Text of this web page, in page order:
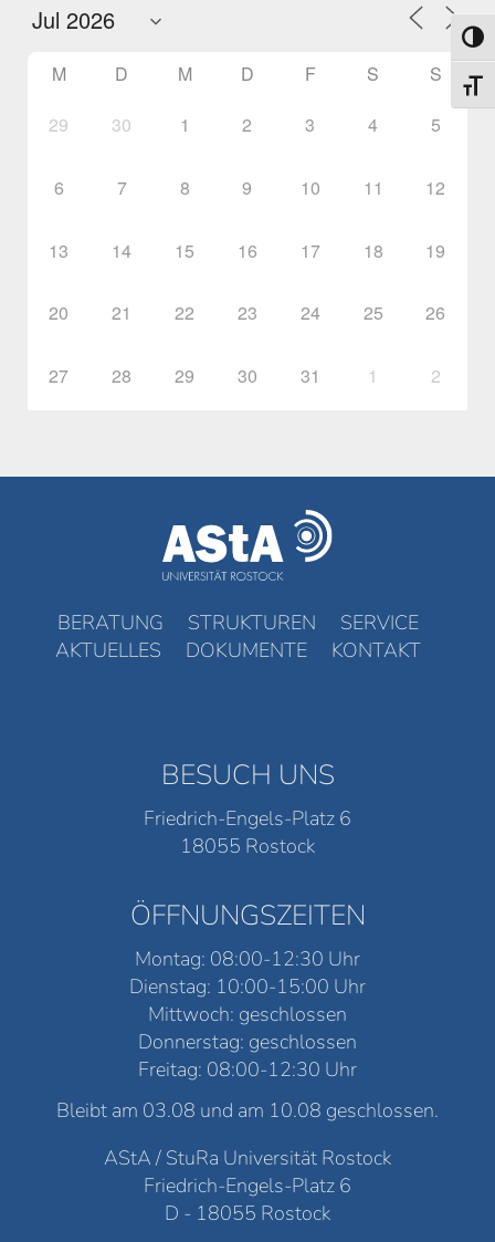
M D M D F S S
29 30 1 2 3 4 5
6 7 8 9 10 11 12
13 14 15 16 17 18 19
20 21 22 23 24 25 26
27 28 29 30 31 1 2
BERATUNG STRUKTUREN
SERVICE
AKTUELLES
DOKUMENTE KONTAKT
BESUCH UNS
Friedrich-Engels-Platz 6
18055 Rostock
ÖFFNUNGSZEITEN
Montag: 08:00-12:30 Uhr
Dienstag: 10:00-15:00 Uhr
Mittwoch: geschlossen
Donnerstag: geschlossen
Freitag: 08:00-12:30 Uhr
Bleibt am 03.08 und am 10.08 geschlossen.
AStA / StuRa Universität Rostock
Friedrich-Engels-Platz 6
D - 18055 Rostock